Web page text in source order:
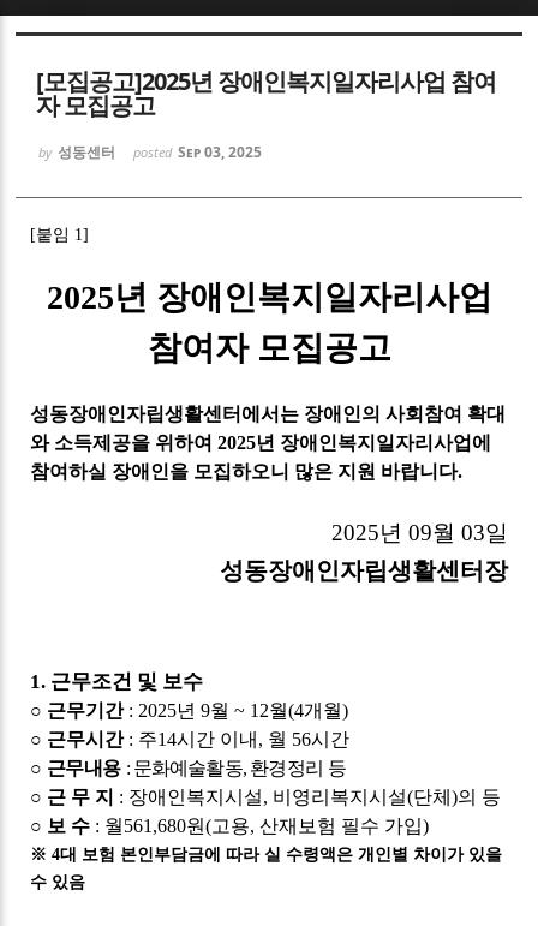
[모집공고]2025년 장애인복지일자리사업 참여
자 모집공고
by 성동센터 posted Sep 03, 2025
[붙임 1]
2025년 장애인복지일자리사업
참여자 모집공고
성동장애인자립생활센터에서는 장애인의 사회참여 확대
와 소득제공을 위하여2025년 장애인복지일자리사업에
참여하실 장애인을 모집하오니 많은 지원 바랍니다.
2025년 09월 03일
성동장애인자립생활센터장
1. 근무조건 및 보수
○ 근무기간 : 2025년9월~ 12월(4개월)
○ 근무시간 : 주14시간 이내 , 월 56시간
○ 근무내용 : 문화예술활동, 환경정리 등
○ 근 무 지 : 장애인복지시설, 비영리복지시설(단체)의 등
○ 보 수 : 월561,680원(고용,산재보험 필수 가입)
※4대 보험 본인부담금에 따라 실 수령액은 개인별 차이가 있을
수 있음
Sketchbook5, 스케치북5
Sketchbook5, 스케치북5